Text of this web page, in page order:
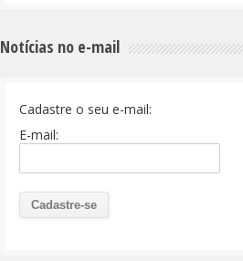
Notícias no e-mail
Cadastre o seu e-mail:
E-mail: